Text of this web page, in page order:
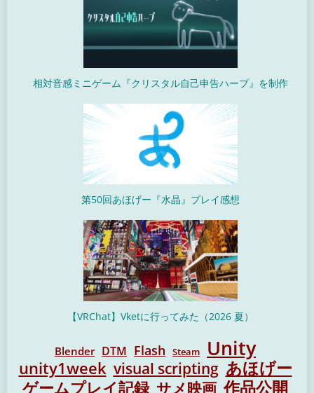
相対音感ミニゲーム『クリスタル自己申告ハープ』を制作
第50回あほげー『水晶』プレイ感想
【VRChat】Vketに行ってみた（2026 夏）
Blender DTM Flash Steam Unity
unity1week visual scripting あほげー
ゲームプレイ記録 サメ映画 作品公開